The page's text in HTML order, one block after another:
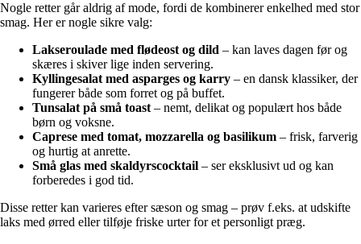
Nogle retter går aldrig af mode, fordi de kombinerer enkelhed med stor
smag. Her er nogle sikre valg:
Lakseroulade med flødeost og dild – kan laves dagen før og
skæres i skiver lige inden servering.
Kyllingesalat med asparges og karry – en dansk klassiker, der
fungerer både som forret og på buffet.
Tunsalat på små toast – nemt, delikat og populært hos både
børn og voksne.
Caprese med tomat, mozzarella og basilikum – frisk, farverig
og hurtig at anrette.
Små glas med skaldyrscocktail – ser eksklusivt ud og kan
forberedes i god tid.
Disse retter kan varieres efter sæson og smag – prøv f.eks. at udskifte
laks med ørred eller tilføje friske urter for et personligt præg.